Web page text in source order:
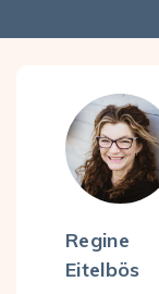
Regine
Eitelbös